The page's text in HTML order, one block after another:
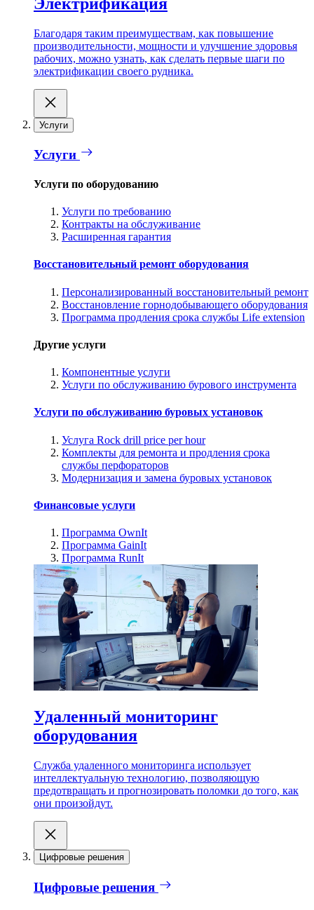
Благодаря таким преимуществам, как повышение
производительности, мощности и улучшение здоровья
рабочих, можно узнать, как сделать первые шаги по
электрификации своего рудника.
Услуги
Услуги
Услуги по оборудованию
Услуги по требованию
Контракты на обслуживание
Расширенная гарантия
Восстановительный ремонт оборудования
Персонализированный восстановительный ремонт
Восстановление горнодобывающего оборудования
Программа продления срока службы Life extension
Другие услуги
Компонентные услуги
Услуги по обслуживанию бурового инструмента
Услуги по обслуживанию буровых установок
Услуга Rock drill price per hour
Комплекты для ремонта и продления срока
службы перфораторов
Модернизация и замена буровых установок
Финансовые услуги
Программа OwnIt
Программа GainIt
Программа RunIt
Удаленный мониторинг
оборудования
Служба удаленного мониторинга использует
интеллектуальную технологию, позволяющую
предотвращать и прогнозировать поломки до того, как
они произойдут.
Цифровые решения
Цифровые решения